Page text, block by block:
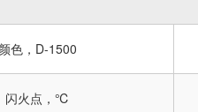
颜色，D-1500
闪火点 ， ℃